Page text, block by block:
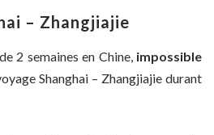
– Zhangjiajie
2 semaines en Chine, impossible
Shanghai – Zhangjiajie durant